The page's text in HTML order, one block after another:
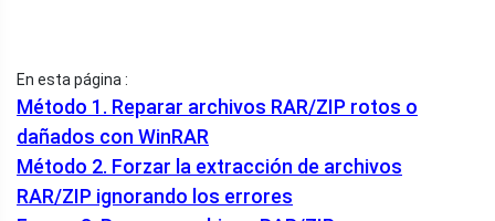
En esta página :
Método 1. Reparar archivos RAR/ZIP rotos o
dañados con WinRAR
Método 2. Forzar la extracción de archivos
RAR/ZIP ignorando los errores